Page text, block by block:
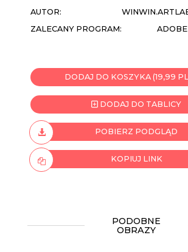
AUTOR:
ZALECANY PROGRAM:
DODAJ DO KOSZYKA (19,99
DODAJ DO TABLICY
POBIERZ PODGLĄD
KOPIUJ LINK
PODOBNE
OBRAZY